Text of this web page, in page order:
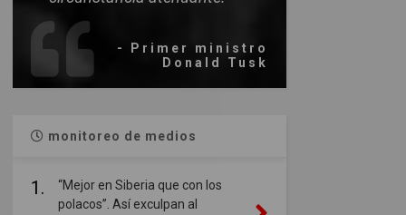
- Primer ministro
Donald Tusk
monitoreo de medios
1.
“Mejor en Siberia que con los
polacos”. Así exculpan al